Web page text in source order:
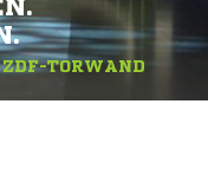
TORWAND